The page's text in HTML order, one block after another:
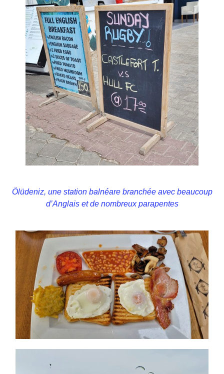
Ölüdeniz, une station balnéare branchée avec beaucoup
d’Anglais et de nombreux parapentes